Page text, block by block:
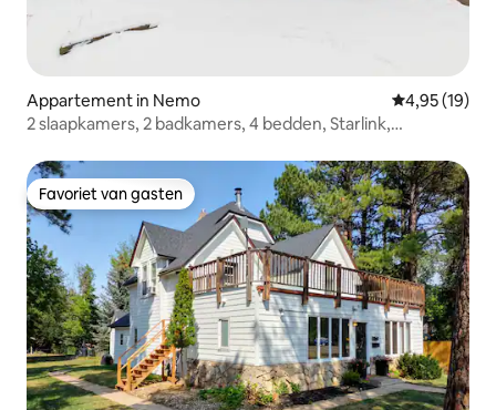
Appartement in Nemo Gemiddelde
4,95 (19)
2 slaapkamers, 2 badkamers, 4 bedden, Starlink,
Favoriet van gasten
Favoriet van gasten